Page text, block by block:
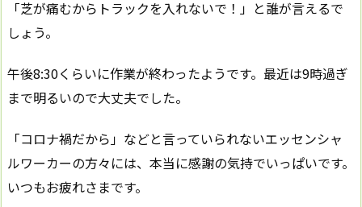
「芝が痛むからトラックを入れないで！」と誰が言えるで
しょう。
午後8:30くらいに作業が終わったようです。最近は9時過ぎ
まで明るいので大丈夫でした。
「コロナ禍だから」などと言っていられないエッセンシャ
ルワーカーの方々には、本当に感謝の気持でいっぱいです。
いつもお疲れさまです。